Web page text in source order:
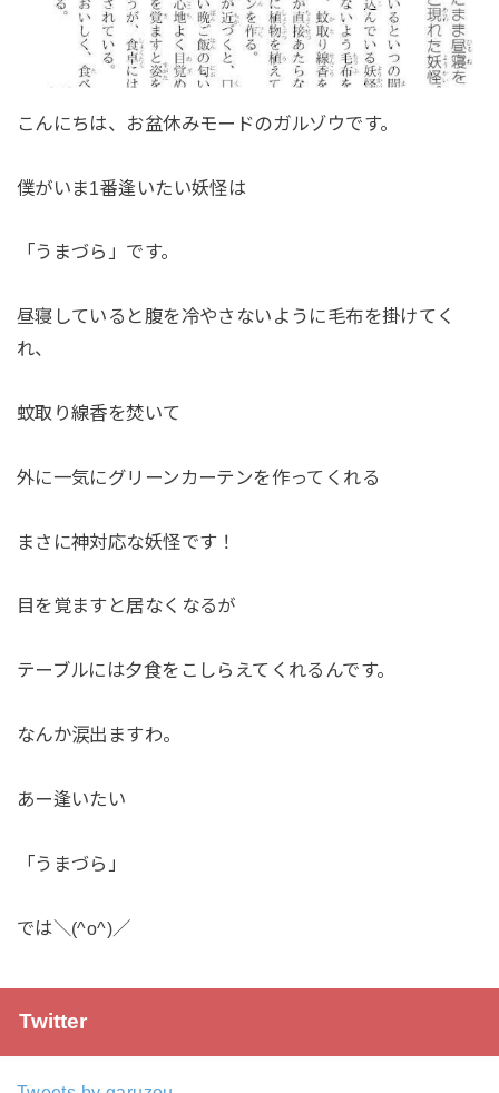
こんにちは、お盆休みモードのガルゾウです。
僕がいま1番逢いたい妖怪は
「うまづら」です。
昼寝していると腹を冷やさないように毛布を掛けてく
れ、
蚊取り線香を焚いて
外に一気にグリーンカーテンを作ってくれる
まさに神対応な妖怪です！
目を覚ますと居なくなるが
テーブルには夕食をこしらえてくれるんです。
なんか涙出ますわ。
あー逢いたい
「うまづら」
では＼(^o^)／
Twitter